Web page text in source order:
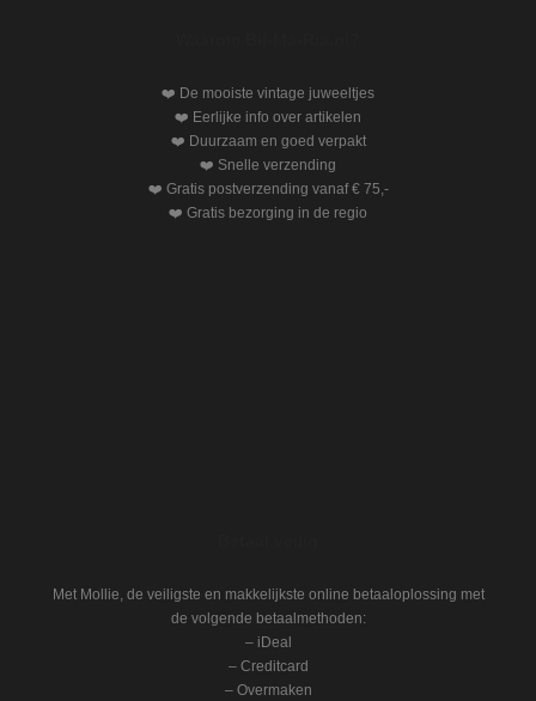
❤️ De mooiste vintage juweeltjes
❤️ Eerlijke info over artikelen
❤️ Duurzaam en goed verpakt
❤️ Snelle verzending
❤️ Gratis postverzending vanaf € 75,-
❤️ Gratis bezorging in de regio
Met Mollie, de veiligste en makkelijkste online betaaloplossing met
de volgende betaalmethoden:
– iDeal
– Creditcard
– Overmaken